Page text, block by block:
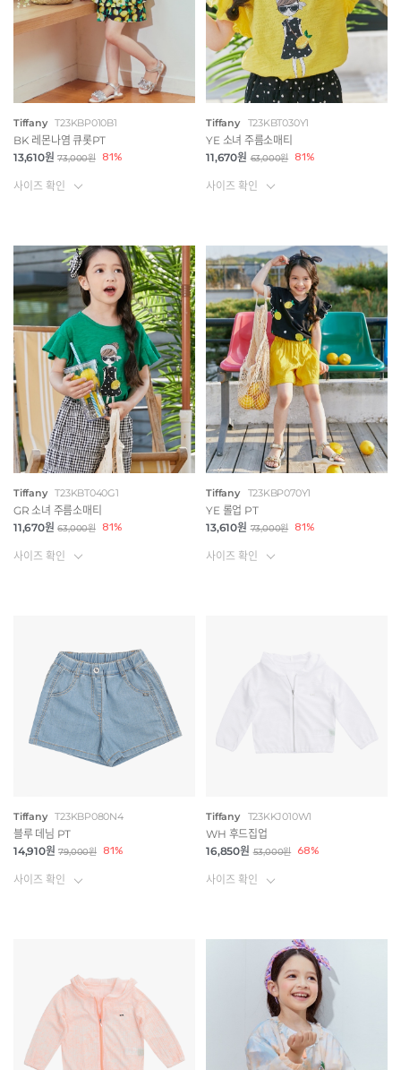
Tiffany T23KBP010B1
BK 레몬나염 큐롯PT
13,610원 73,000원 81%
사이즈 확인
Tiffany T23KBT030Y1
YE 소녀 주름소매티
11,670원 63,000원 81%
사이즈 확인
Tiffany T23KBT040G1
GR 소녀 주름소매티
11,670원 63,000원 81%
사이즈 확인
Tiffany T23KBP070Y1
YE 롤업 PT
13,610원 73,000원 81%
사이즈 확인
Tiffany T23KBP080N4
블루 데님 PT
14,910원 79,000원 81%
사이즈 확인
Tiffany T23KKJ010W1
WH 후드집업
16,850원 53,000원 68%
사이즈 확인